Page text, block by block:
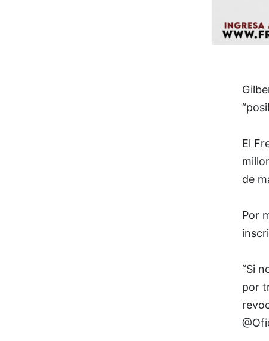
El
de
Por
“Si
por